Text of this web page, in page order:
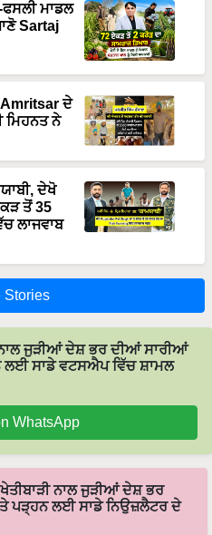
ਮਾਡਲ
Sartaj
ਦੇ
ਮਿਹਨਤ ਨੇ
ਦੇਖੋ
ਤੋਂ 35
ਲਾਜਵਾਬ
Stories
ਜੁੜੀਆਂ ਦੇਸ਼ ਭਰ ਦੀਆਂ ਸਾਰੀਆਂ
ਲਈ ਸਾਡੇ ਵਟਸਐਪ ਵਿੱਚ ਸ਼ਾਮਲ
WhatsApp
ਨਾਲ ਜੁੜੀਆਂ ਦੇਸ਼ ਭਰ
ਪੜ੍ਹਨ ਲਈ ਸਾਡੇ ਨਿਉਜ਼ਲੈਟਰ ਦੇ